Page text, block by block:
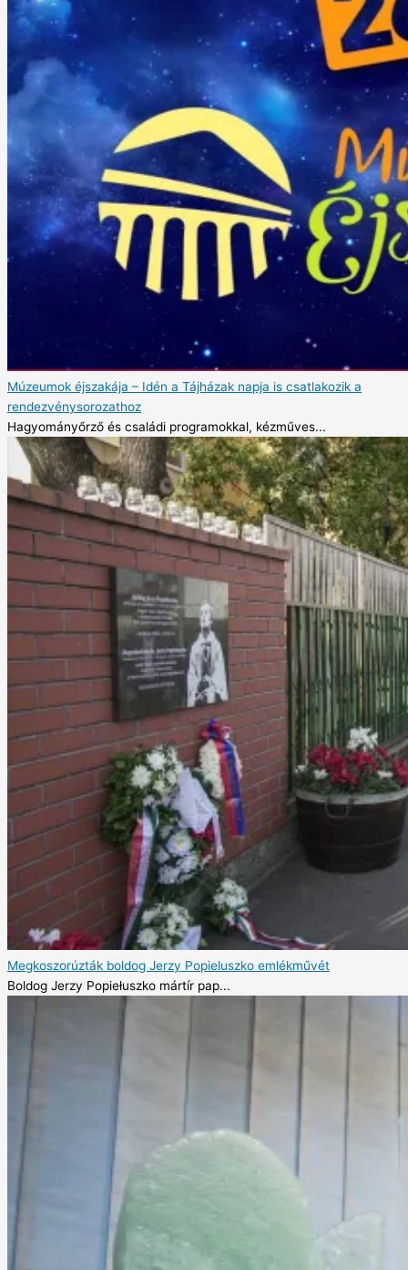
Múzeumok éjszakája – Idén a Tájházak napja is csatlakozik a
rendezvénysorozathoz
Hagyományőrző és családi programokkal, kézműves...
Megkoszorúzták boldog Jerzy Popieluszko emlékművét
Boldog Jerzy Popiełuszko mártír pap...